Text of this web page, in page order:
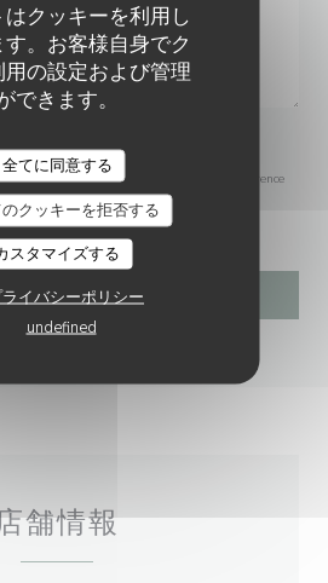
クッキーを利用し
。お客様自身でク
用の設定および管理
できます。
全てに同意する
クッキーを拒否する
スタマイズする
イバシーポリシー
undefined
regulations, you have the right to opt out of
can register with the Telephone Preference
can register atdonotcall.gov
data, please see our
舗情報